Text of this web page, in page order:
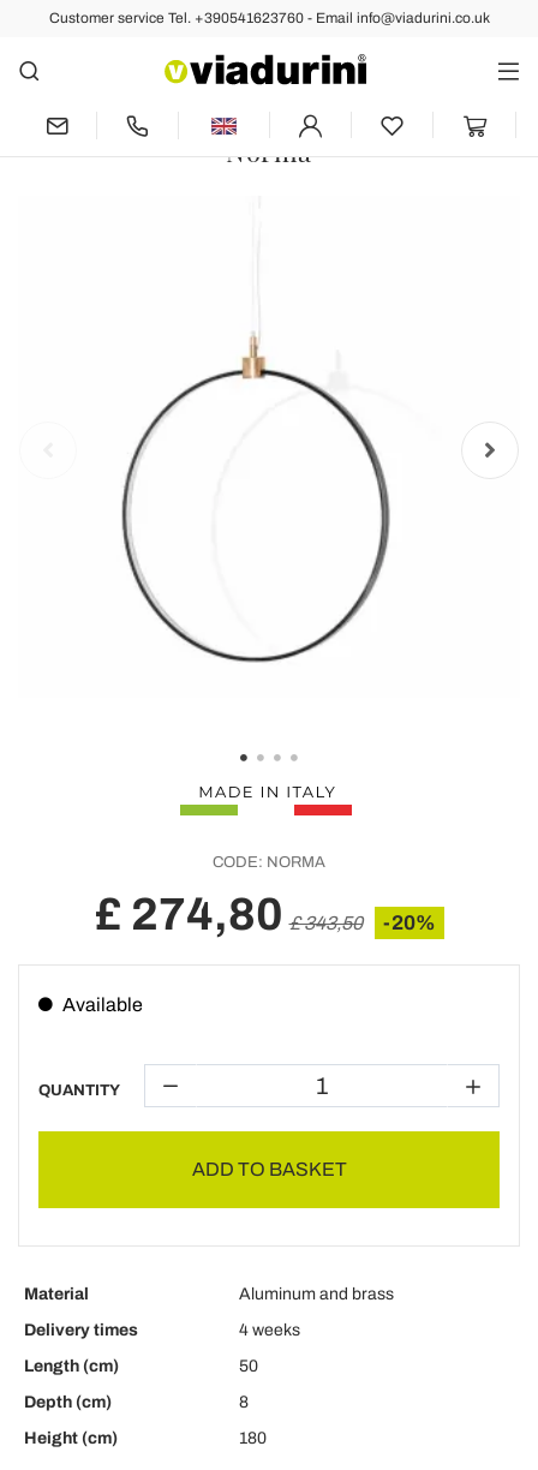
Customer service Tel. +390541623760 - Email info@viadurini.co.uk
Back Previous Next
Suspension Lamp in Black Aluminum
and Natural Brass Made in Italy -
Norma
CODE: NORMA
£ 274,80 £ 343,50 -20%
Available
QUANTITY
ADD TO BASKET
Material
Aluminum and brass
Delivery times
4 weeks
Length (cm)
50
Depth (cm)
8
Height (cm)
180